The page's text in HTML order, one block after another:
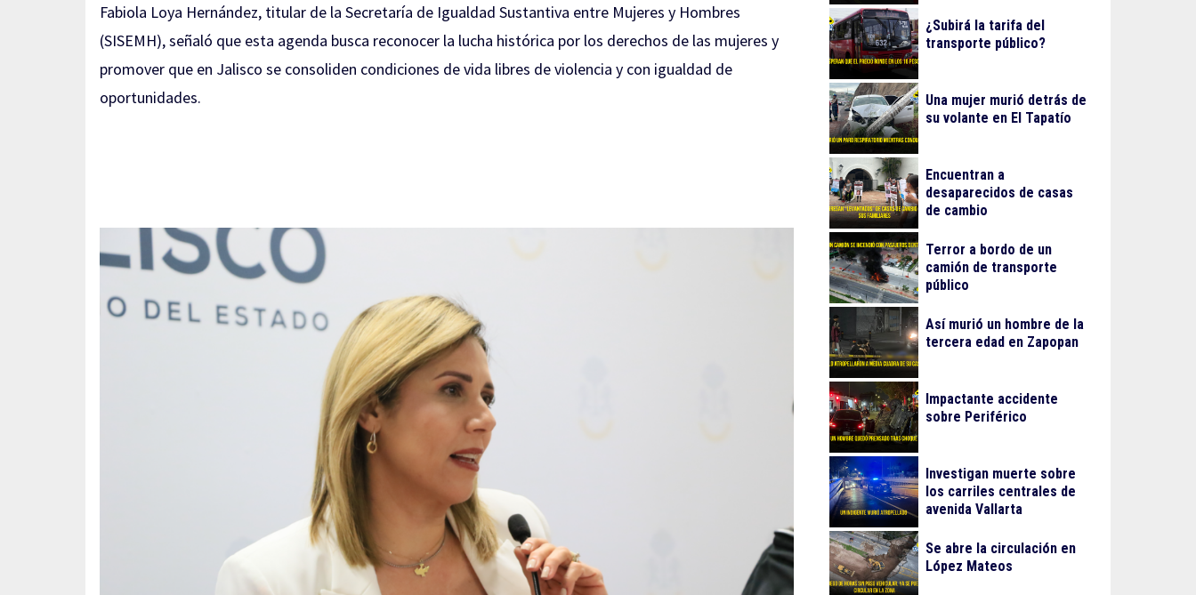
Fabiola Loya Hernández, titular de la Secretaría de Igualdad Sustantiva entre Mujeres y Hombres
(SISEMH), señaló que esta agenda busca reconocer la lucha histórica por los derechos de las mujeres y
promover que en Jalisco se consoliden condiciones de vida libres de violencia y con igualdad de
oportunidades.
¿Subirá la tarifa del
transporte público?
Una mujer murió detrás de
su volante en El Tapatío
Encuentran a
desaparecidos de casas
de cambio
Terror a bordo de un
camión de transporte
público
Así murió un hombre de la
tercera edad en Zapopan
Impactante accidente
sobre Periférico
Investigan muerte sobre
los carriles centrales de
avenida Vallarta
Se abre la circulación en
López Mateos